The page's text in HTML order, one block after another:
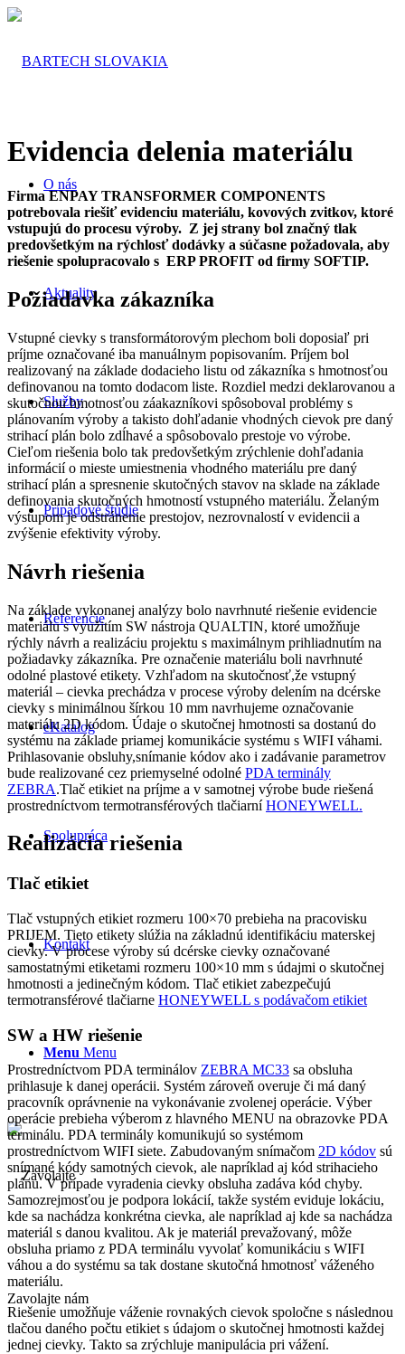
O nás
Aktuality
Služby
Prípadové štúdie
Referencie
eKatalog
Spolupráca
Kontakt
Menu Menu
Zavolajte nám
Evidencia delenia materiálu
Firma ENPAY TRANSFORMER COMPONENTS
potrebovala riešiť evidenciu materiálu, kovových zvitkov, ktoré
vstupujú do procesu výroby. Z jej strany bol značný tlak
predovšetkým na rýchlosť dodávky a súčasne požadovala, aby
riešenie spolupracovalo s ERP PROFIT od firmy SOFTIP.
Požiadavka zákazníka
Vstupné cievky s transformátorovým plechom boli doposiaľ pri
príjme označované iba manuálnym popisovaním. Príjem bol
realizovaný na základe dodacieho listu od zákazníka s hmotnosťou
definovanou na tomto dodacom liste. Rozdiel medzi deklarovanou a
skutočnou hmotnosťou záakazníkovi spôsoboval problémy s
plánovaním výroby a takisto dohľadanie vhodných cievok pre daný
strihací plán bolo zdĺhavé a spôsobovalo prestoje vo výrobe.
Cieľom riešenia bolo tak predovšetkým zrýchlenie dohľadania
informácií o mieste umiestnenia vhodného materiálu pre daný
strihací plán a spresnenie skutočných stavov na sklade na základe
definovania skutočných hmotností vstupného materiálu. Želaným
výstupom je odstránenie prestojov, nezrovnalostí v evidencii a
zvýšenie efektivity výroby.
Návrh riešenia
Na základe vykonanej analýzy bolo navrhnuté riešenie evidencie
materiálu s využitím SW nástroja QUALTIN, ktoré umožňuje
rýchly návrh a realizáciu projektu s maximálnym prihliadnutím na
požiadavky zákazníka. Pre označenie materiálu boli navrhnuté
odolné plastové etikety. Vzhľadom na skutočnosť,že vstupný
materiál – cievka prechádza v procese výroby delením na dcérske
cievky s minimálnou šírkou 10 mm navrhujeme označovanie
materiálu 2D kódom. Údaje o skutočnej hmotnosti sa dostanú do
systému na základe priamej komunikácie systému s WIFI váhami.
Prihlasovanie obsluhy,snímanie kódov ako i zadávanie parametrov
bude realizované cez priemyselné odolné PDA terminály
ZEBRA.Tlač etikiet na príjme a v samotnej výrobe bude riešená
prostredníctvom termotransférových tlačiarníHONEYWELL.
Realizácia riešenia
Tlač etikiet
Tlač vstupných etikiet rozmeru 100×70 prebieha na pracovisku
PRIJEM. Tieto etikety slúžia na základnú identifikáciu materskej
cievky. V procese výroby sú dcérske cievky označované
samostatnými etiketami rozmeru 100×10 mm s údajmi o skutočnej
hmotnosti a jedinečným kódom. Tlač etikiet zabezpečujú
termotransférové tlačiarne HONEYWELL s podávačom etikiet
SW a HW riešenie
Prostredníctvom PDA terminálov ZEBRA MC33 sa obsluha
prihlasuje k danej operácii. Systém zároveň overuje či má daný
pracovník oprávnenie na vykonávanie zvolenej operácie. Výber
operácie prebieha výberom z hlavného MENU na obrazovke PDA
terminálu. PDA terminály komunikujú so systémom
prostredníctvom WIFI siete. Zabudovaným snímačom 2D kódov sú
snímané kódy samotných cievok, ale napríklad aj kód strihacieho
plánu. V prípade vyradenia cievky obsluha zadáva kód chyby.
Samozrejmosťou je podpora lokácií, takže systém eviduje lokáciu,
kde sa nachádza konkrétna cievka, ale napríklad aj kde sa nachádza
materiál s danou kvalitou. Ak je materiál prevažovaný, môže
obsluha priamo z PDA terminálu vyvolať komunikáciu s WIFI
váhou a do systému sa tak dostane skutočná hmotnosť váženého
materiálu.
Riešenie umožňuje váženie rovnakých cievok spoločne s následnou
tlačou daného počtu etikiet s údajom o skutočnej hmotnosti každej
jednej cievky. Takto sa zrýchluje manipulácia pri vážení.